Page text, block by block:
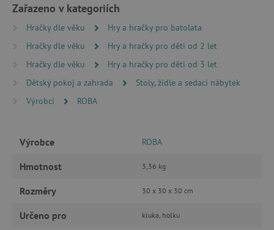
Zařazeno v kategoriích
Hračky dle věku
Hry a hračky pro batolata
Hračky dle věku
Hry a hračky pro děti od 2 let
Hračky dle věku
Hry a hračky pro děti od 3 let
Dětský pokoj a zahrada
Stoly, židle a sedací nábytek
Výrobci
ROBA
Výrobce ROBA
Hmotnost 3,36 kg
Rozměry 30 x 30 x 30 cm
Určeno pro kluka, holku
ANALYTICKÉ COOKIES
MARKETINGOVÉ COOKIES
Funkční soubory
Nezbytně nutné soubory cookie umožňují
stránky nelze bez nezbytně nutných souborů